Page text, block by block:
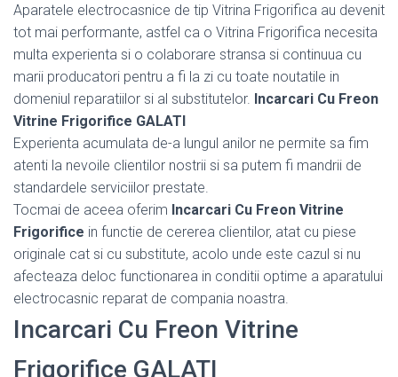
Aparatele electrocasnice de tip Vitrina Frigorifica au devenit
tot mai performante, astfel ca o Vitrina Frigorifica necesita
multa experienta si o colaborare stransa si continuua cu
marii producatori pentru a fi la zi cu toate noutatile in
domeniul reparatiilor si al substitutelor. Incarcari Cu Freon
Vitrine Frigorifice GALATI
Experienta acumulata de-a lungul anilor ne permite sa fim
atenti la nevoile clientilor nostrii si sa putem fi mandrii de
standardele serviciilor prestate.
Tocmai de aceea oferim Incarcari Cu Freon Vitrine
Frigorifice in functie de cererea clientilor, atat cu piese
originale cat si cu substitute, acolo unde este cazul si nu
afecteaza deloc functionarea in conditii optime a aparatului
electrocasnic reparat de compania noastra.
Incarcari Cu Freon Vitrine
Frigorifice GALATI